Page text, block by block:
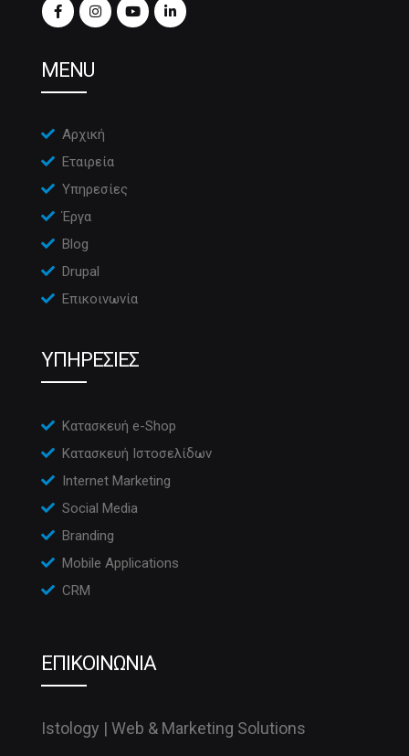
MENU
Αρχική
Εταιρεία
Υπηρεσίες
Έργα
Blog
Drupal
Επικοινωνία
ΥΠΗΡΕΣΙΕΣ
Κατασκευή e-Shop
Κατασκευή Ιστοσελίδων
Internet Marketing
Social Media
Branding
Mobile Applications
CRM
ΕΠΙΚΟΙΝΩΝΙΑ
Istology | Web & Marketing Solutions